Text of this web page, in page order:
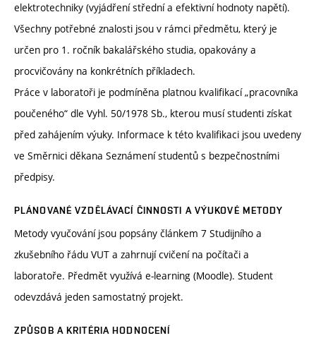
elektrotechniky (vyjádření střední a efektivní hodnoty napětí).
Všechny potřebné znalosti jsou v rámci předmětu, který je
určen pro 1. ročník bakalářského studia, opakovány a
procvičovány na konkrétních příkladech.
Práce v laboratoři je podmíněna platnou kvalifikací „pracovníka
poučeného“ dle Vyhl. 50/1978 Sb., kterou musí studenti získat
před zahájením výuky. Informace k této kvalifikaci jsou uvedeny
ve Směrnici děkana Seznámení studentů s bezpečnostními
předpisy.
PLÁNOVANÉ VZDĚLÁVACÍ ČINNOSTI A VÝUKOVÉ METODY
Metody vyučování jsou popsány článkem 7 Studijního a
zkušebního řádu VUT a zahrnují cvičení na počítači a
laboratoře. Předmět využívá e-learning (Moodle). Student
odevzdává jeden samostatný projekt.
ZPŮSOB A KRITÉRIA HODNOCENÍ